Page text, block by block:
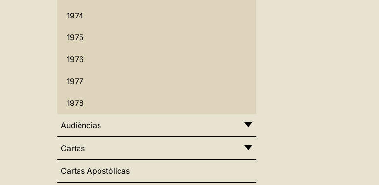
1974
1975
1976
1977
1978
Audiências
Cartas
Cartas Apostólicas